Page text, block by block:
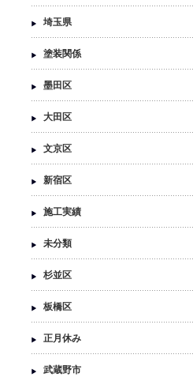
埼玉県
塗装関係
墨田区
大田区
文京区
新宿区
施工実績
未分類
杉並区
板橋区
正月休み
武蔵野市